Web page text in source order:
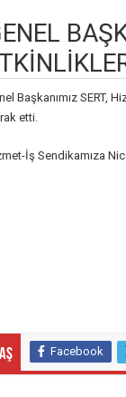
Başkanımız SERT,
etti.
İş Sendikamıza
Facebook